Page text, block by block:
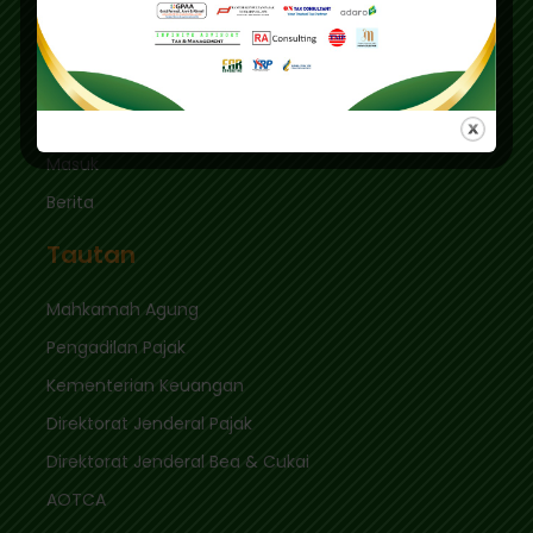
Jakarta Selatan 12410
sekretariat@ikpi.or.id
Tautan Cepat
Masuk
Berita
Tautan
Mahkamah Agung
Pengadilan Pajak
Kementerian Keuangan
Direktorat Jenderal Pajak
Direktorat Jenderal Bea & Cukai
AOTCA